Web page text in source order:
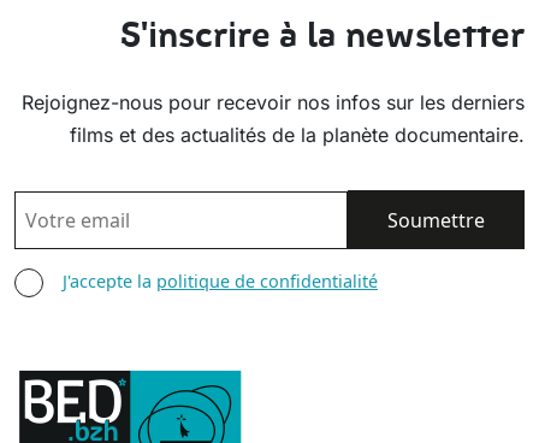
S'inscrire à la newsletter
Rejoignez-nous pour recevoir nos infos sur les derniers
films et des actualités de la planète documentaire.
EMAIL
AGREE TERMS
J'accepte la politique de confidentialité